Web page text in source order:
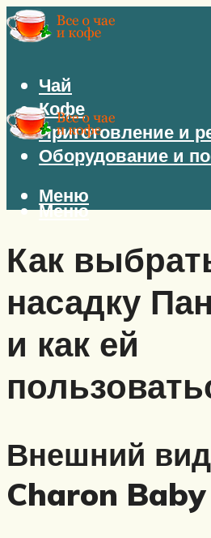
Чай
Кофе
Приготовление и
Оборудование и
Меню
Меню
Как
насадку
и как ей
Внешний
Charon Baby